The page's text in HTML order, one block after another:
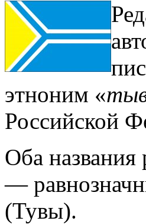
этноним «
Российской
Оба
—
(Тувы).